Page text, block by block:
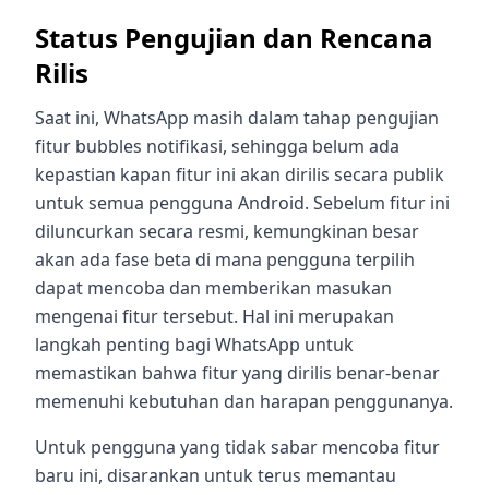
Status Pengujian dan Rencana
Rilis
Saat ini, WhatsApp masih dalam tahap pengujian
fitur bubbles notifikasi, sehingga belum ada
kepastian kapan fitur ini akan dirilis secara publik
untuk semua pengguna Android. Sebelum fitur ini
diluncurkan secara resmi, kemungkinan besar
akan ada fase beta di mana pengguna terpilih
dapat mencoba dan memberikan masukan
mengenai fitur tersebut. Hal ini merupakan
langkah penting bagi WhatsApp untuk
memastikan bahwa fitur yang dirilis benar-benar
memenuhi kebutuhan dan harapan penggunanya.
Untuk pengguna yang tidak sabar mencoba fitur
baru ini, disarankan untuk terus memantau